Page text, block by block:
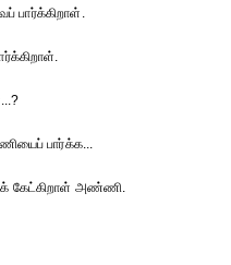
பார்க்கிறாள்.
பார்க்க...
கேட்கிறாள் அண்ணி.